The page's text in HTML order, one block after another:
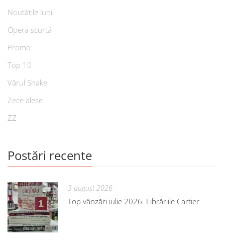
Noutățile lunii
Opera scurtă
Promo
Top 10
Vărul Shake
Zece alese
ZZ
Postări recente
3 august 2026
Top vânzări iulie 2026. Librăriile Cartier